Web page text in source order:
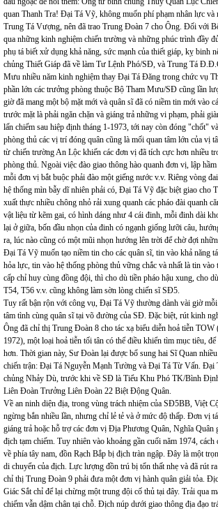
quan Thanh Tra! Đại Tá Vỹ, không muốn phí phạm nhân lực và
Trung Tá Vượng, nên đã trao Trung Đoàn 7 cho Ông. Đối với
qua những kinh nghiệm chiến trường và những phúc trình đầy
phụ tá biết xử dụng khả năng, sức mạnh của thiết giáp, kỵ binh
chủng Thiết Giáp đã về làm Tư Lệnh Phó/SĐ, và Trung Tá
Mưu nhiều năm kinh nghiệm thay Đại Tá Đăng trong chức vụ
phần lớn các trưởng phòng thuộc Bộ Tham Mưu/SĐ cũng lần
giờ đã mang một bộ mặt mới và quân sĩ đã có niềm tin mới vào
trước mặt là phải ngăn chặn và giáng trả những vi phạm, phải
lấn chiếm sau hiệp định tháng 1-1973, tới nay còn đóng "chốt"
phòng thủ các vị trí đóng quân cũng là mối quan tâm lớn của vị
từ chiến trường An Lộc khiến các đơn vị đã tích cực hơn nhiều
phòng thủ. Ngoài việc đào giao thông hào quanh đơn vị, lập
mỗi đơn vị bắt buộc phải đào một giếng nước v.v. Riêng vòng
hệ thống mìn bẫy dĩ nhiên phải có, Đại Tá Vỹ đặc biệt giao cho
xuất thực nhiều chông nhỏ rải xung quanh các pháo đài quanh
vật liệu từ kẽm gai, có hình dáng như 4 cái đinh, mỗi đinh dài
lại ở giữa, bốn đầu nhọn của đinh có ngạnh giống lưỡi câu,
ra, lúc nào cũng có một mũi nhọn hướng lên trời để chờ đợi
Đại Tá Vỹ muốn tạo niềm tin cho các quân sĩ, tin vào khả năng
hỏa lực, tin vào hệ thống phòng thủ vững chắc và nhất là tin vào
cấp chỉ huy cùng đồng đội, thì cho dù tiền pháo hậu xung, cho
T54, T56 v.v. cũng không làm sờn lòng chiến sĩ SĐ5.
Tuy rất bận rộn với công vụ, Đại Tá Vỹ thường dành vài giờ mỗi
tâm tình cùng quân sĩ tại võ đường của SĐ. Đặc biệt, rút kinh
Ông đã chỉ thị Trung Đoàn 8 cho tác xạ biểu diễn hoả tiễn
1972), một loại hoả tiễn tối tân có thể điều khiển tìm mục tiêu,
hơn. Thời gian này, Sư Đoàn lại được bổ sung hai Sĩ Quan
chiến trận: Đại Tá Nguyễn Mạnh Tường và Đại Tá Từ Vấn. Đại
chủng Nhảy Dù, trước khi về SĐ là Tiểu Khu Phó TK/Bình
Liên Đoàn Trưởng Liên Đoàn 22 Biệt Động Quân.
Về an ninh diện địa, trong vùng trách nhiệm của SĐ5BB, Việt
ngừng bắn nhiều lần, nhưng chỉ lẻ tẻ và ở mức độ thấp. Đơn vị
giáng trả hoặc hỗ trợ các đơn vị Địa Phương Quân, Nghĩa Quân
địch tạm chiếm. Tuy nhiên vào khoảng gần cuối năm 1974,
về phía tây nam, đồn Rạch Bắp bị địch tràn ngập. Đây là một
di chuyển của địch. Lực lượng đồn trú bị tổn thất nhẹ và đã rút
chỉ thị Trung Đoàn 9 phải đưa một đơn vị hành quân giải tỏa.
Giác Sắt chỉ để lại chừng một trung đội cố thủ tại đây. Trải qua
chiếm vẫn dậm chân tại chỗ. Địch núp dưới giao thông địa đạo